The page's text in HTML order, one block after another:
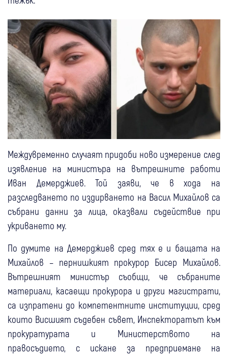
Междувременно случаят придоби ново измерение след
изявление на министъра на вътрешните работи
Иван Демерджиев. Той заяви, че в хода на
разследването по издирването на Васил Михайлов са
събрани данни за лица, оказвали съдействие при
укриването му.
По думите на Демерджиев сред тях е и бащата на
Михайлов – пернишкият прокурор Бисер Михайлов.
Вътрешният министър съобщи, че събраните
материали, касаещи прокурора и други магистрати,
са изпратени до компетентните институции, сред
които Висшият съдебен съвет, Инспекторатът към
прокуратурата и Министерството на
правосъдието, с искане за предприемане на